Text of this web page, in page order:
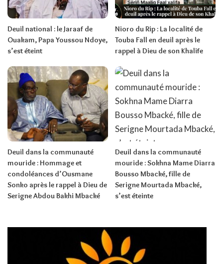
Deuil national : le Jaraaf de
Ouakam, Papa Youssou Ndoye,
s’est éteint
Nioro du Rip : La localité de
Touba Fall en deuil après le
rappel à Dieu de son Khalife
Deuil dans la communauté
mouride : Hommage et
condoléances d’Ousmane
Sonko après le rappel à Dieu de
Serigne Abdou Bakhi Mbacké
Deuil dans la communauté
mouride : Sokhna Mame Diarra
Bousso Mbacké, fille de
Serigne Mourtada Mbacké,
s’est éteinte